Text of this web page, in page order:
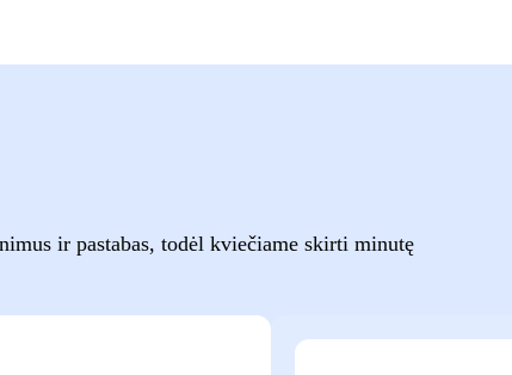
ir pastabas, todėl kviečiame skirti minutę